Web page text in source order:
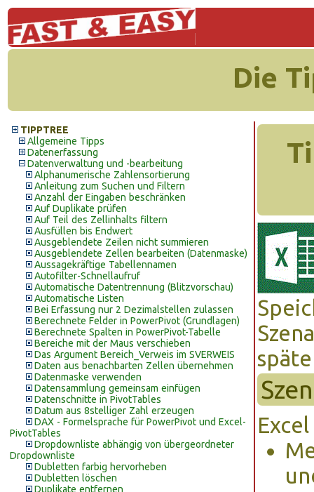
Die
TIPPTREE
Allgemeine Tipps
Datenerfassung
Datenverwaltung und -bearbeitung
Alphanumerische Zahlensortierung
Anleitung zum Suchen und Filtern
Anzahl der Eingaben beschränken
Auf Duplikate prüfen
Auf Teil des Zellinhalts filtern
Ausfüllen bis Endwert
Ausgeblendete Zeilen nicht summieren
Ausgeblendete Zellen bearbeiten (Datenmaske)
Aussagekräftige Tabellennamen
Autofilter-Schnellaufruf
Automatische Datentrennung (Blitzvorschau)
Automatische Listen
Bei Erfassung nur 2 Dezimalstellen zulassen
Berechnete Felder in PowerPivot (Grundlagen)
Berechnete Spalten in PowerPivot-Tabelle
Bereiche mit der Maus verschieben
Das Argument Bereich_Verweis im SVERWEIS
Daten aus benachbarten Zellen übernehmen
Datenmaske verwenden
Datensammlung gemeinsam einfügen
Datenschnitte in PivotTables
Datum aus 8stelliger Zahl erzeugen
DAX - Formelsprache für PowerPivot und Excel-
PivotTables
Dropdownliste abhängig von übergeordneter
Dropdownliste
Dubletten farbig hervorheben
Dubletten löschen
Duplikate entfernen